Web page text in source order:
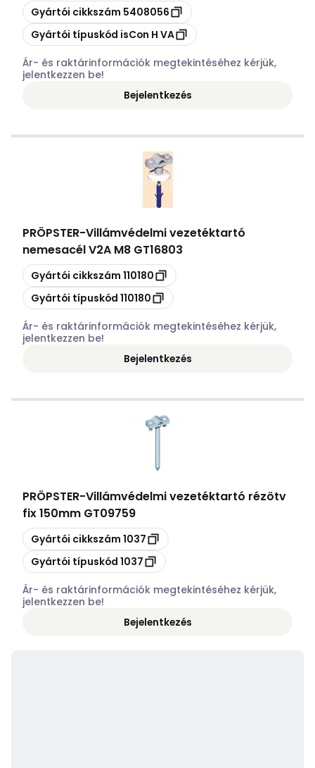
Másolás
Gyártói cikkszám 5408056
Másolás
Gyártói típuskód isCon H VA
Ár- és raktárinformációk megtekintéséhez kérjük,
jelentkezzen be!
Bejelentkezés
PRÖPSTER-Villámvédelmi vezetéktartó
nemesacél V2A M8 GT16803
Másolás
Gyártói cikkszám 110180
Másolás
Gyártói típuskód 110180
Ár- és raktárinformációk megtekintéséhez kérjük,
jelentkezzen be!
Bejelentkezés
PRÖPSTER-Villámvédelmi vezetéktartó rézötv
fix 150mm GT09759
Másolás
Gyártói cikkszám 1037
Másolás
Gyártói típuskód 1037
Ár- és raktárinformációk megtekintéséhez kérjük,
jelentkezzen be!
Bejelentkezés